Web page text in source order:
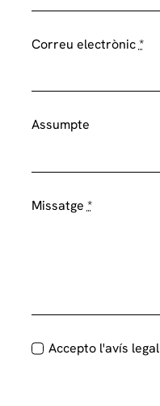
Correu electrònic*
Assumpte
Missatge *
Accepto l'avís